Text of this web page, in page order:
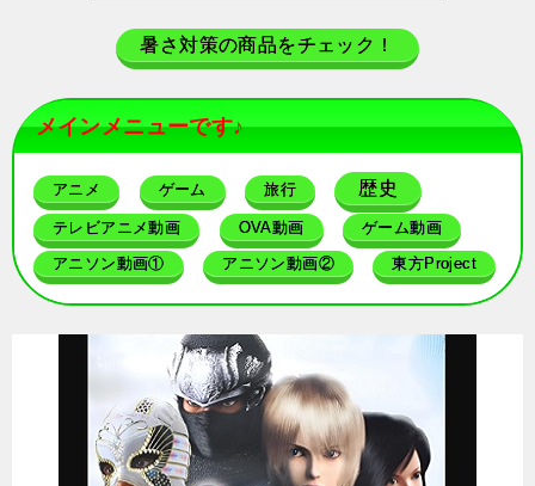
暑さ対策の商品をチェック！
メインメニューです♪
アニメ ゲーム 旅行 歴史
テレビアニメ動画 OVA動画 ゲーム動画
アニソン動画① アニソン動画② 東方Project